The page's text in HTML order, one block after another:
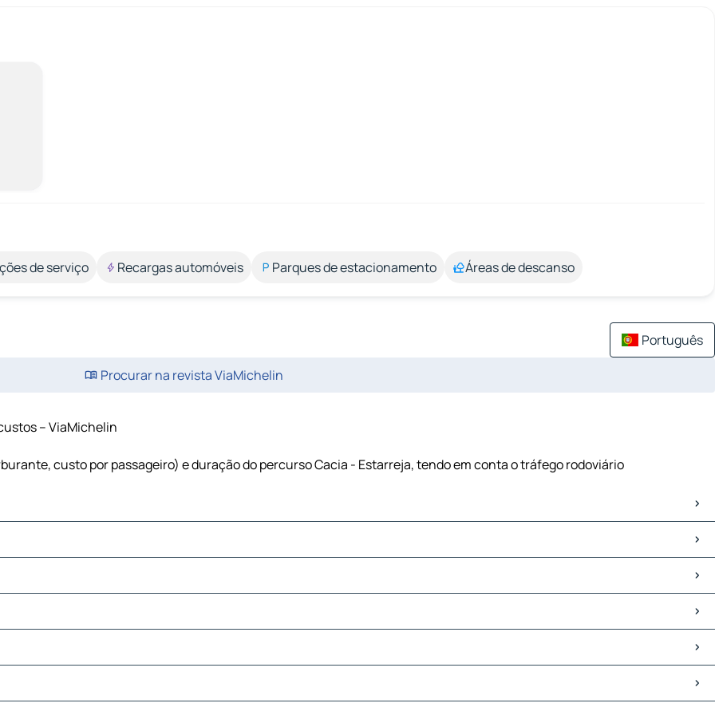
de serviço Recargas automóveis Parques de estacionamento Áreas de descanso
Português
Procurar na revista ViaMichelin
– ViaMichelin
custo por passageiro) e duração do percurso Cacia - Estarreja, tendo em conta o tráfego rodoviário